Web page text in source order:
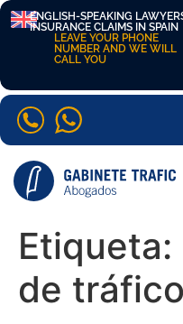
ENGLISH-SPEAKING
INSURANCE CLAIMS IN SPAIN
LEAVE YOUR PHONE
NUMBER AND WE WILL
CALL YOU
Etiqueta:
de tráfico